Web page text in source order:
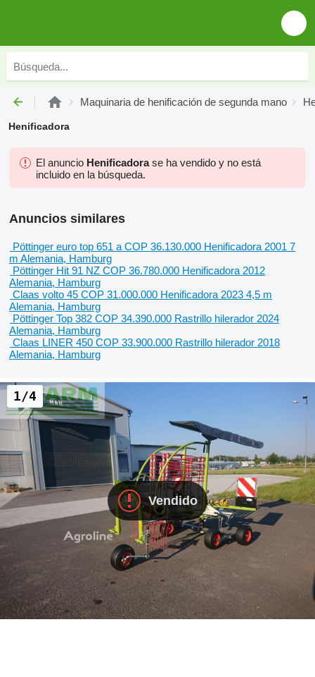
Maquinaria de henificación de segunda mano
Henificadora
El anuncio Henificadorase ha vendido y no está
incluido en la búsqueda.
Anuncios similares
Pöttinger euro top 651 a COP 36.130.000 Henificadora 2001 7
m Alemania, Hamburg
Pöttinger Hit 91 NZ COP 36.780.000 Henificadora 2012
Alemania, Hamburg
Claas volto 45 COP 31.000.000 Henificadora 2023 4,5 m
Alemania, Hamburg
Pöttinger Top 382 COP 34.390.000 Rastrillo hilerador 2024
Alemania, Hamburg
Claas LINER 450 COP 33.900.000 Rastrillo hilerador 2018
Alemania, Hamburg
Vendido
1/4